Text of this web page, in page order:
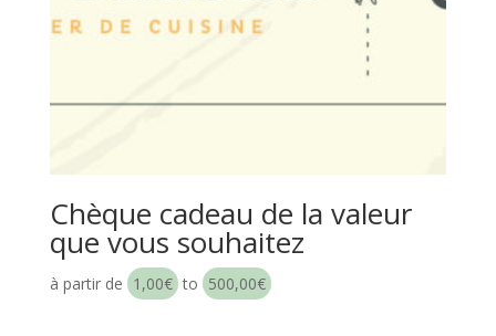
Chèque cadeau de la valeur
que vous souhaitez
à partir de 1,00€ to 500,00€